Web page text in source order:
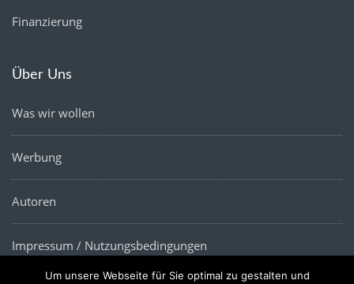
Finanzierung
Über Uns
Was wir wollen
Werbung
Autoren
Impressum / Nutzungsbedingungen
Um unsere Webseite für Sie optimal zu gestalten und